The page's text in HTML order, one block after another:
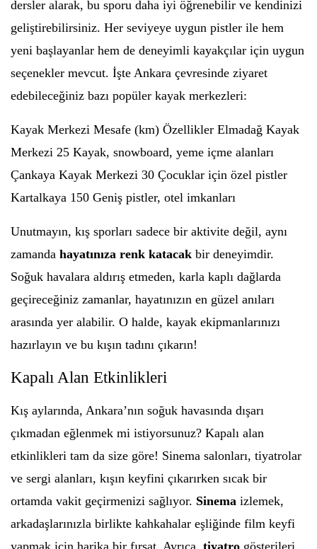
dersler alarak, bu sporu daha iyi öğrenebilir ve kendinizi
geliştirebilirsiniz. Her seviyeye uygun pistler ile hem
yeni başlayanlar hem de deneyimli kayakçılar için uygun
seçenekler mevcut. İşte Ankara çevresinde ziyaret
edebileceğiniz bazı popüler kayak merkezleri:
Kayak Merkezi Mesafe (km) Özellikler Elmadağ Kayak
Merkezi 25 Kayak, snowboard, yeme içme alanları
Çankaya Kayak Merkezi 30 Çocuklar için özel pistler
Kartalkaya 150 Geniş pistler, otel imkanları
Unutmayın, kış sporları sadece bir aktivite değil, aynı
zamanda hayatınıza renk katacak bir deneyimdir.
Soğuk havalara aldırış etmeden, karla kaplı dağlarda
geçireceğiniz zamanlar, hayatınızın en güzel anıları
arasında yer alabilir. O halde, kayak ekipmanlarınızı
hazırlayın ve bu kışın tadını çıkarın!
Kapalı Alan Etkinlikleri
Kış aylarında, Ankara’nın soğuk havasında dışarı
çıkmadan eğlenmek mi istiyorsunuz? Kapalı alan
etkinlikleri tam da size göre! Sinema salonları, tiyatrolar
ve sergi alanları, kışın keyfini çıkarırken sıcak bir
ortamda vakit geçirmenizi sağlıyor. Sinema izlemek,
arkadaşlarınızla birlikte kahkahalar eşliğinde film keyfi
yapmak için harika bir fırsat. Ayrıca, tiyatro gösterileri,